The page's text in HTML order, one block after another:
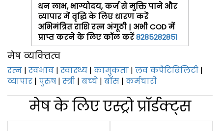
धन लाभ, भाग्योदय, कर्ज से मुक्ति पाने और
व्यापार में वृद्धि के लिए धारण करें
अभिमंत्रित राशि रत्न अंगूठी | अभी COD में
प्राप्त करने के लिए कॉल करें8285282851
मेष व्‍यक्‍तित्‍व
रत्‍न | स्‍वभाव | स्वास्थ्य | कामुकता | लव कंपैटिबिलिटी |
व्यापार | पुरुष | स्‍त्री | बच्‍चे | बॉस | कर्मचारी
मेष के लिए एस्‍ट्रो प्रॉर्डक्‍ट्स